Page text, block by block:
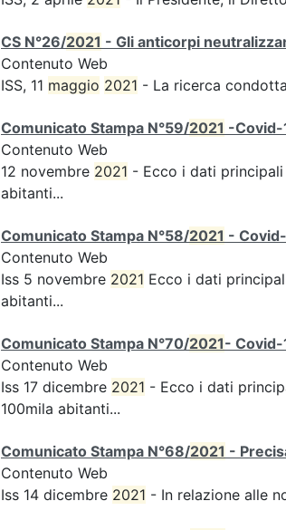
CS N°26/2021 - Gli anticorpi
Contenuto Web
ISS, 11 maggio 2021 - La ricerca
Comunicato Stampa N°59/2021 -Covid-
Contenuto Web
12 novembre 2021 - Ecco i dati principali
abitanti...
Comunicato Stampa N°58/2021 -
Contenuto Web
Iss 5 novembre 2021 Ecco i dati
abitanti...
Comunicato Stampa N°70/2021- Covid-
Contenuto Web
Iss 17 dicembre 2021 - Ecco i dati
100mila abitanti...
Comunicato Stampa N°68/2021 -
Contenuto Web
Iss 14 dicembre 2021 - In relazione alle